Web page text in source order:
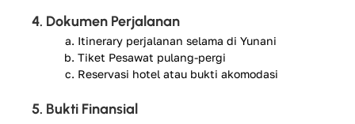
4. Dokumen Perjalanan
Itinerary perjalanan selama di Yunani
Tiket Pesawat pulang-pergi
Reservasi hotel atau bukti akomodasi
5. Bukti Finansial